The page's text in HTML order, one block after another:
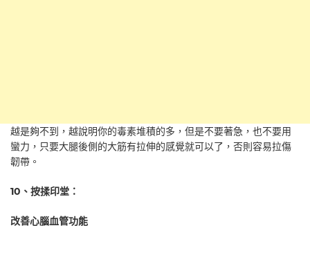
越是夠不到，越說明你的毒素堆積的多，但是不要著急，也不要用
蠻力，只要大腿後側的大筋有拉伸的感覺就可以了，否則容易拉傷
韌帶。
10、按揉印堂：
改善心腦血管功能